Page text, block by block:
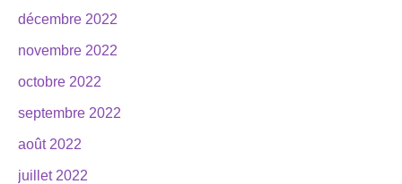
décembre 2022
novembre 2022
octobre 2022
septembre 2022
août 2022
juillet 2022